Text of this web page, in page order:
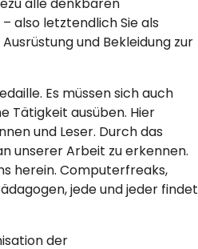
also letztendlich Sie als
und Bekleidung zur
Es müssen sich auch
Tätigkeit ausüben. Hier
und Leser. Durch das
unserer Arbeit zu erkennen.
herein. Computerfreaks,
jede und jeder findet
der